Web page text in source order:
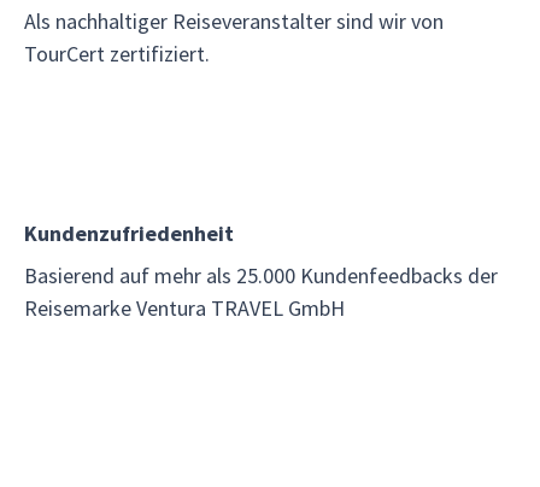
Als nachhaltiger Reiseveranstalter sind wir von
TourCert zertifiziert.
Kundenzufriedenheit
Basierend auf mehr als 25.000 Kundenfeedbacks der
Reisemarke Ventura TRAVEL GmbH